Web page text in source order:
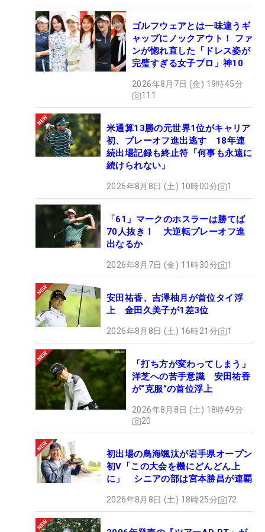
ゴルフウェアとは一味違うギ
ャップにノックアウト！ ファ
ンが惚れ直した「ドレス姿が
完璧すぎる女子プロ」神10
2026年8月7日 (金) 19時45分
111
米通算13勝の元世界1位がキャリア
初、プレーオフ進出逃す 18年連
続出場記録も終止符「何事も永遠に
続けられない」
2026年8月8日 (土) 10時00分 1
「61」マークのホスラーは勝てば
70人抜き！ 大逆転プレーオフ進
出なるか
2026年8月7日 (金) 11時30分 1
安田祐香、吉澤柚月が首位タイ浮
上 金田久美子が1差3位
2026年8月8日 (土) 16時21分 1
「打ち方が変わってしまう」
洋芝への苦手意識 安田祐香
が“克服”の首位浮上
2026年8月8日 (土) 18時49分
20
初出場の鳥海颯汰が岩手県オープン
初V「この大会を機にどんどん上
に」 シニアの部は宮本勝昌が連覇
2026年8月8日 (土) 18時25分 72